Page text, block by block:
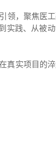
领，聚焦‌医
实践、从被
真实项目的